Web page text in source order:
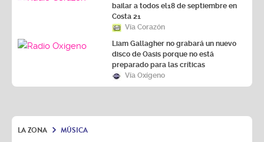
bailar a todos el18 de septiembre en
Costa 21
Vía Corazón
Liam Gallagher no grabará un nuevo
disco de Oasis porque no está
preparado para las críticas
Vía Oxígeno
LA ZONA MÚSICA